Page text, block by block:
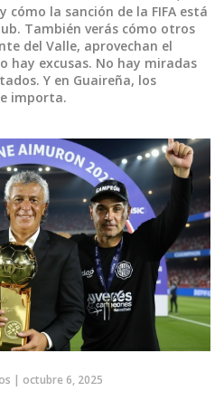
cómo la sanción de la FIFA está
También verás cómo otros
del Valle, aprovechan el
hay excusas. No hay miradas
Y en Guaireña, los
importa.
| octubre 6, 2025